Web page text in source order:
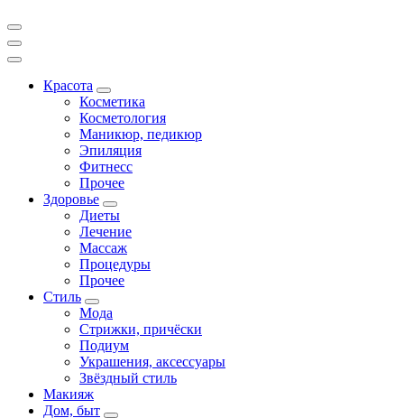
Красота
Косметика
Косметология
Маникюр, педикюр
Эпиляция
Фитнесс
Прочее
Здоровье
Диеты
Лечение
Массаж
Процедуры
Прочее
Стиль
Мода
Стрижки, причёски
Подиум
Украшения, аксессуары
Звёздный стиль
Макияж
Дом, быт